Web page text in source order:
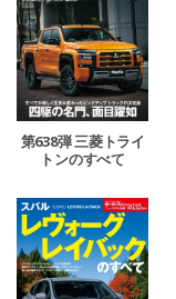
第638弾 三菱トライ
トンのすべて